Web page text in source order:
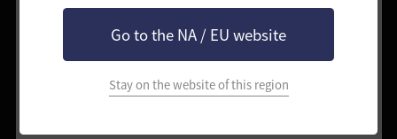
Go to the NA / EU website
Stay on the website of this region
遠距學習技能
滿足可學習新技能的條件時，可立即在原地學習技能。
在這種狀況下，如果能量值足夠，就不必非得為了學習
技能前往村莊。
只要在原地打開技能視窗學習即可。此時每學習一個技